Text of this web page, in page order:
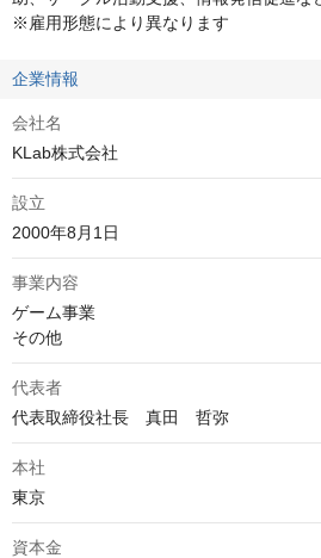
※雇用形態により異なります
企業情報
会社名
KLab株式会社
設立
2000年8月1日
事業内容
ゲーム事業
その他
代表者
代表取締役社長　真田　哲弥
本社
東京
資本金